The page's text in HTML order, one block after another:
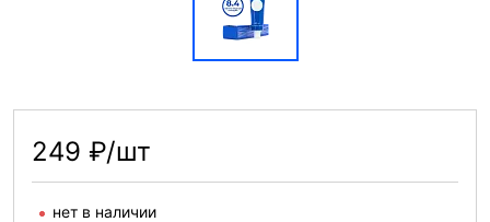
249 ₽/шт
нет в наличии